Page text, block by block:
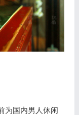
为国内男人休闲